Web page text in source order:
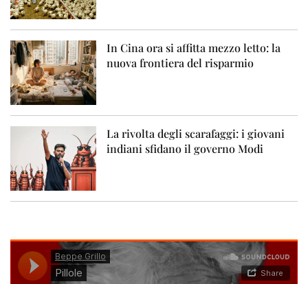
In Cina ora si affitta mezzo letto: la
nuova frontiera del risparmio
La rivolta degli scarafaggi: i giovani
indiani sfidano il governo Modi